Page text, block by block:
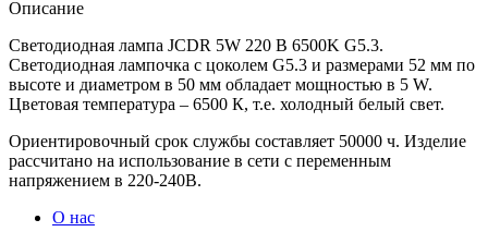
Описание
Светодиодная лампа JCDR 5W 220 В 6500K G5.3.
Светодиодная лампочка с цоколем G5.3 и размерами 52 мм по
высоте и диаметром в 50 мм обладает мощностью в 5 W.
Цветовая температура – 6500 К, т.е. холодный белый свет.
Ориентировочный срок службы составляет 50000 ч. Изделие
рассчитано на использование в сети с переменным
напряжением в 220-240В.
О нас